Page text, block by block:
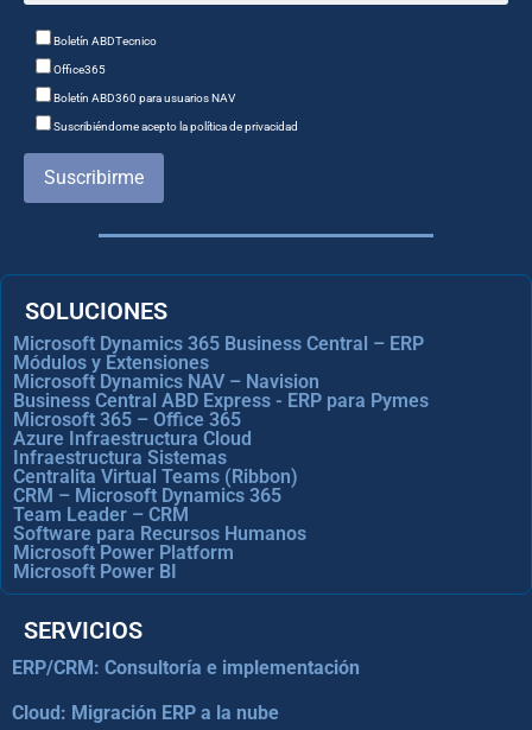
Boletín ABDTecnico
Office365
Boletín ABD360 para usuarios NAV
Suscribiéndome acepto la política de privacidad
Suscribirme
SOLUCIONES
Microsoft Dynamics 365 Business Central – ERP
Módulos y Extensiones
Microsoft Dynamics NAV – Navision
Business Central ABD Express - ERP para Pymes
Microsoft 365 – Office 365
Azure Infraestructura Cloud
Infraestructura Sistemas
Centralita Virtual Teams (Ribbon)
CRM – Microsoft Dynamics 365
Team Leader – CRM
Software para Recursos Humanos
Microsoft Power Platform
Microsoft Power BI
SERVICIOS
ERP/CRM: Consultoría e implementación
Cloud: Migración ERP a la nube